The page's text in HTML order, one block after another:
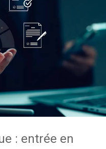
: entrée en